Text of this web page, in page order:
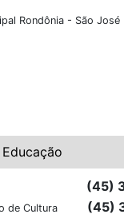
Rondônia - São José
(45)
de Cultura (45)